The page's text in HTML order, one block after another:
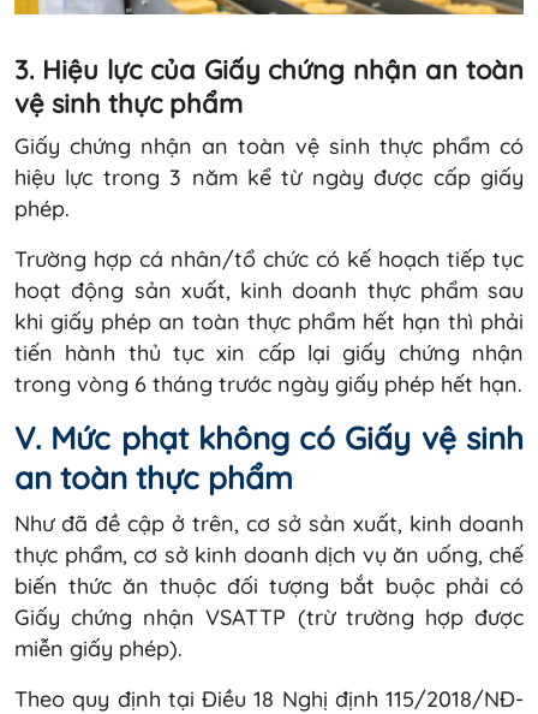
3. Hiệu lực của Giấy chứng nhận an toàn
vệ sinh thực phẩm
Giấy chứng nhận an toàn vệ sinh thực phẩm có
hiệu lực trong 3 năm kể từ ngày được cấp giấy
phép.
Trường hợp cá nhân/tổ chức có kế hoạch tiếp tục
hoạt động sản xuất, kinh doanh thực phẩm sau
khi giấy phép an toàn thực phẩm hết hạn thì phải
tiến hành thủ tục xin cấp lại giấy chứng nhận
trong vòng 6 tháng trước ngày giấy phép hết hạn.
V. Mức phạt không có Giấy vệ sinh
an toàn thực phẩm
Như đã đề cập ở trên, cơ sở sản xuất, kinh doanh
thực phẩm, cơ sở kinh doanh dịch vụ ăn uống, chế
biến thức ăn thuộc đối tượng bắt buộc phải có
Giấy chứng nhận VSATTP (trừ trường hợp được
miễn giấy phép).
Theo quy định tại Điều 18 Nghị định 115/2018/NĐ-